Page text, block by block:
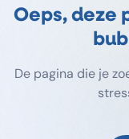
Oeps, deze
De pagina die je